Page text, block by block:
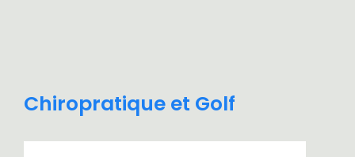
Chiropratique et Golf